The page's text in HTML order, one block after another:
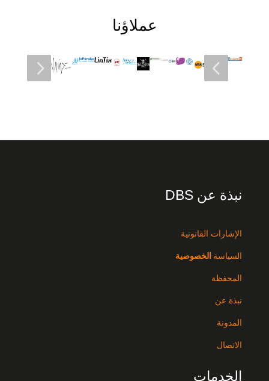
عملاؤنا
4
5
نبذة عن DBS
الإشارات القانونية
السياسة الخصوصية
المحفظة
نبذة عن
المدونة
الاتصال
الخدمات